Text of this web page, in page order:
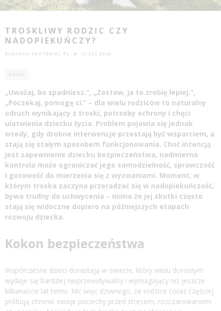
TROSKLIWY RODZIC CZY
NADOPIEKUŃCZY?
REDAKCJA EDUTORIAL.PL 15 CZE 2026
NAUKA
„Uważaj, bo spadniesz.”, „Zostaw, ja to zrobię lepiej.”,
„Poczekaj, pomogę ci.” – dla wielu rodziców to naturalny
odruch wynikający z troski, potrzeby ochrony i chęci
ułatwienia dziecku życia. Problem pojawia się jednak
wtedy, gdy drobne interwencje przestają być wsparciem, a
stają się stałym sposobem funkcjonowania. Choć intencją
jest zapewnienie dziecku bezpieczeństwa, nadmierna
kontrola może ograniczać jego samodzielność, sprawczość
i gotowość do mierzenia się z wyzwaniami. Moment, w
którym troska zaczyna przeradzać się w nadopiekuńczość,
bywa trudny do uchwycenia – mimo że jej skutki często
stają się widoczne dopiero na późniejszych etapach
rozwoju dziecka.
Kokon bezpieczeństwa
Współczesne dzieci dorastają w świecie, który wielu dorosłym
wydaje się bardziej nieprzewidywalny i wymagający niż jeszcze
kilkanaście lat temu. Nic więc dziwnego, że rodzice coraz częściej
próbują chronić swoje pociechy przed stresem, rozczarowaniem